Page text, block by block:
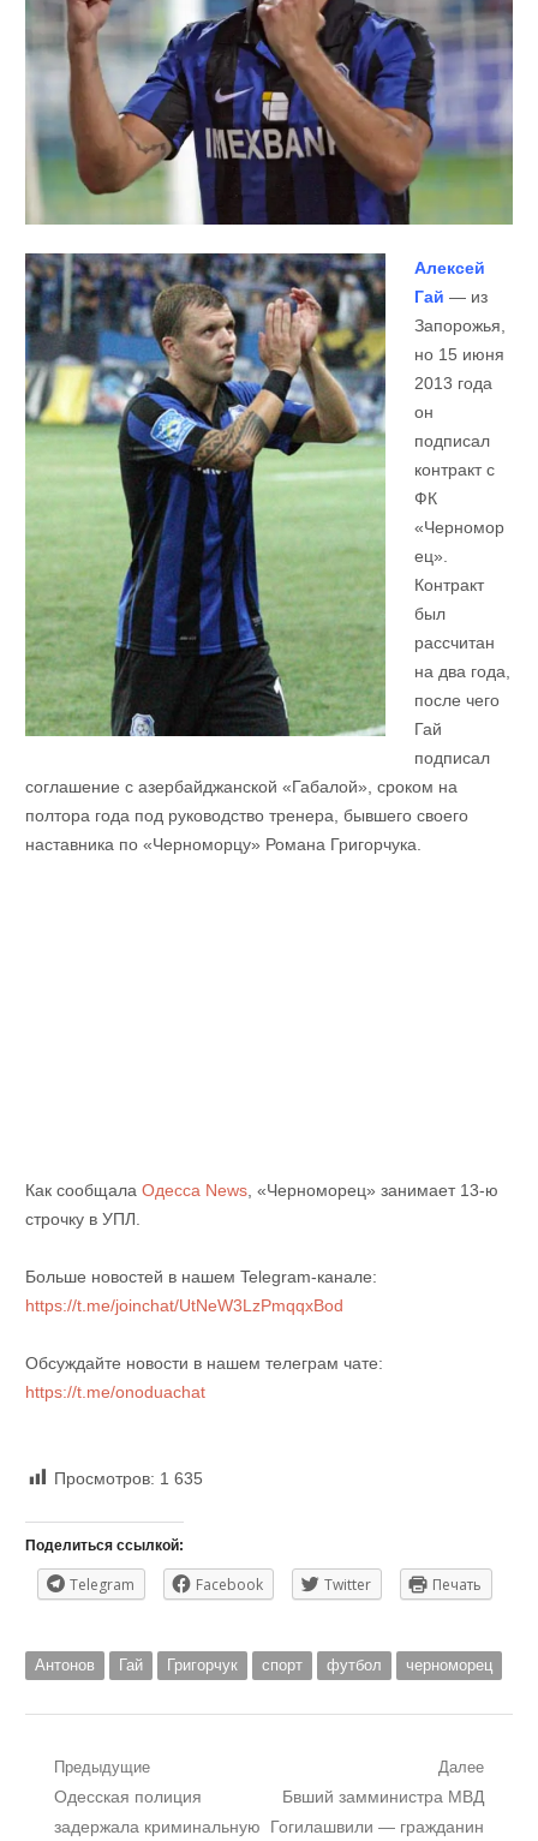
Алексей
Гай — из
Запорожья,
но 15 июня
2013 года
он
подписал
контракт с
ФК
«Черномор
ец».
Контракт
был
рассчитан
на два года,
после чего
Гай
подписал
соглашение с азербайджанской «Габалой», сроком на
полтора года под руководство тренера, бывшего своего
наставника по «Черноморцу» Романа Григорчука.
Как сообщала Одесса News, «Черноморец» занимает 13-ю
строчку в УПЛ.
Больше новостей в нашем Telegram-канале:
https://t.me/joinchat/UtNeW3LzPmqqxBod
Обсуждайте новости в нашем телеграм чате:
https://t.me/onoduachat
Просмотров: 1 635
Поделиться ссылкой:
Telegram Facebook Twitter Печать
Антонов Гай Григорчук спорт футбол черноморец
Навигация
Предыдущие
Предыдущий
пост:
Одесская полиция
задержала криминальную
Далее
Следующий
пост:
Бвший замминистра МВД
Гогилашвили — гражданин